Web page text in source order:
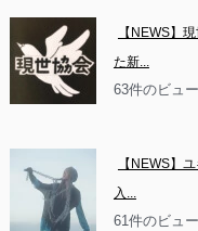
【NEWS】
た新...
63件のビュー
【NEWS】
入...
61件のビュー